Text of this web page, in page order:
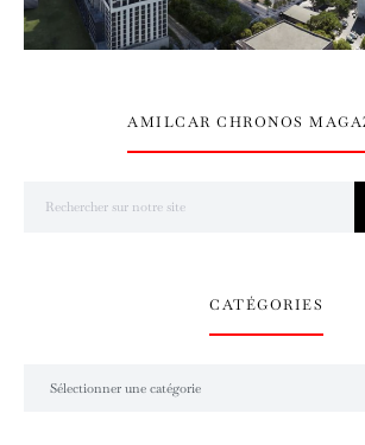
AMILCAR CHRONOS
CATÉGORIES